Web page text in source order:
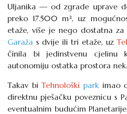
Uljanika — od zgrade uprave
preko 17.500 m², uz
etaže, više je nego dostatna
Garaža s dvije ili tri etaže, uz
činila bi jedinstvenu cjelinu
autonomiju ostatka prostora
Takav biTehnološki park imao
direktnu pješačku poveznicu s
eventualnim budućim